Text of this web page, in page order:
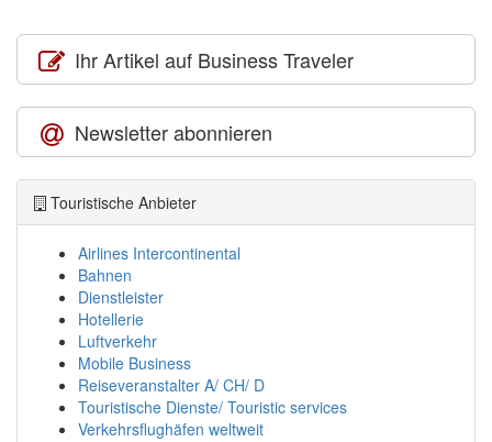
Ihr Artikel auf Business Traveler
Newsletter abonnieren
Touristische Anbieter
Airlines Intercontinental
Bahnen
Dienstleister
Hotellerie
Luftverkehr
Mobile Business
Reiseveranstalter A/ CH/ D
Touristische Dienste/ Touristic services
Verkehrsflughäfen weltweit